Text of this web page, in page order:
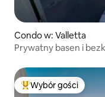
Condo w: Valletta
Prywatny basen i
Najpopularniejsze z
Wybór gości